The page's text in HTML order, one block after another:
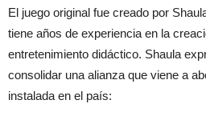
El juego original fue creado por
tiene años de experiencia en la
entretenimiento didáctico. Shaula
consolidar una alianza que viene a
instalada en el país: